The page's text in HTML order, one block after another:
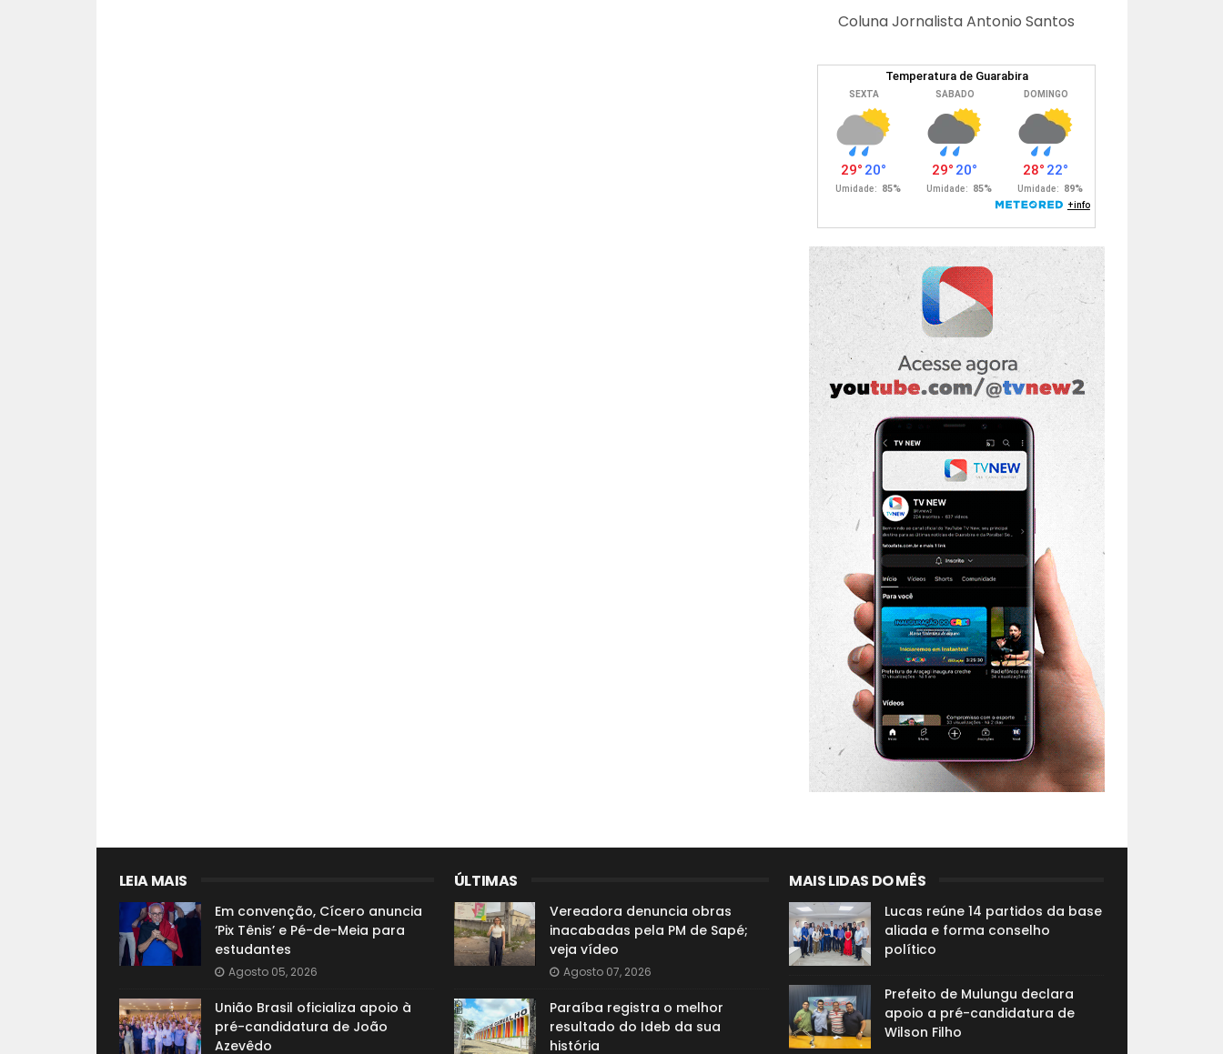
Coluna Jornalista Antonio Santos
LEIA MAIS
Em convenção, Cícero anuncia
‘Pix Tênis’ e Pé-de-Meia para
estudantes
Agosto 05, 2026
União Brasil oficializa apoio à
pré-candidatura de João
Azevêdo
ÚLTIMAS
Vereadora denuncia obras
inacabadas pela PM de Sapé;
veja vídeo
Agosto 07, 2026
Paraíba registra o melhor
resultado do Ideb da sua
história
MAIS LIDAS DO MÊS
Lucas reúne 14 partidos da base
aliada e forma conselho
político
Prefeito de Mulungu declara
apoio a pré-candidatura de
Wilson Filho